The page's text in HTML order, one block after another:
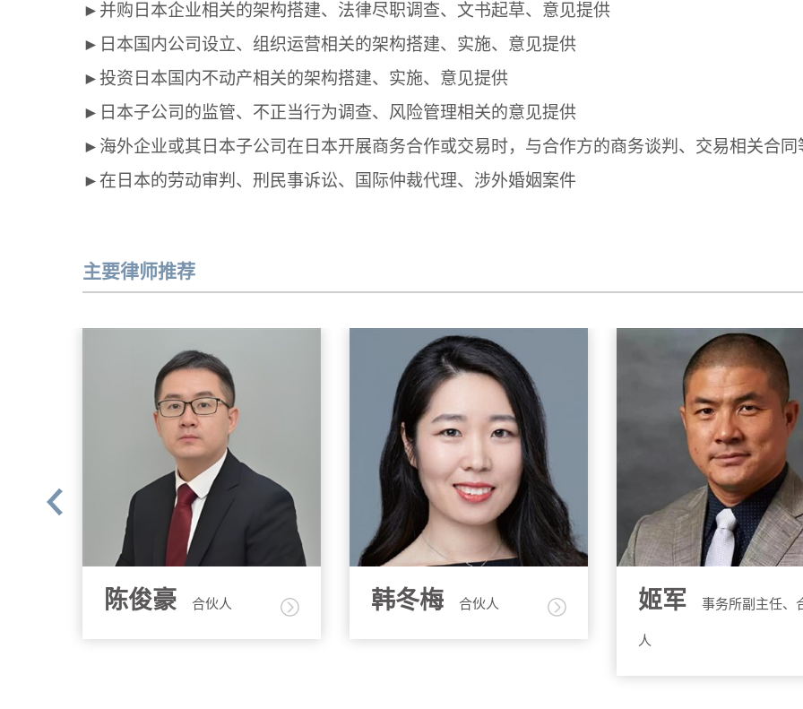
►并购日本企业相关的架构搭建、法律尽职调查、文书起草、意见提供
►日本国内公司设立、组织运营相关的架构搭建、实施、意见提供
►投资日本国内不动产相关的架构搭建、实施、意见提供
►日本子公司的监管、不正当行为调查、风险管理相关的意见提供
►海外企业或其日本子公司在日本开展商务合作或交易时，与合作方的商务谈判、交易相关合同
►在日本的劳动审判、刑民事诉讼、国际仲裁代理、涉外婚姻案件
主要律师推荐
韩冬梅 合伙人 姬军 事务所副主任、合伙
人
卢伟 合伙人